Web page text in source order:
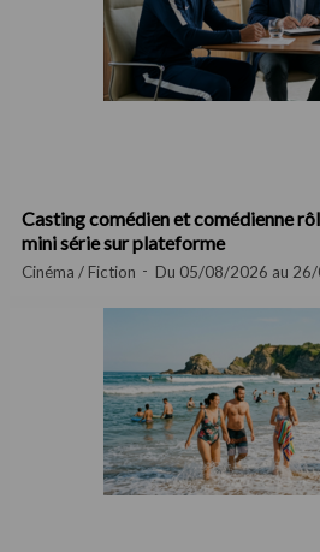
Casting comédien et comédienne
mini série sur plateforme
Cinéma / Fiction Du 05/08/2026 au